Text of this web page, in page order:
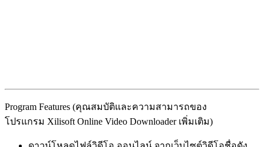
Program Features (คุณสมบัติและความสามารถของ
โปรแกรม Xilisoft Online Video Downloader เพิ่มเติม)